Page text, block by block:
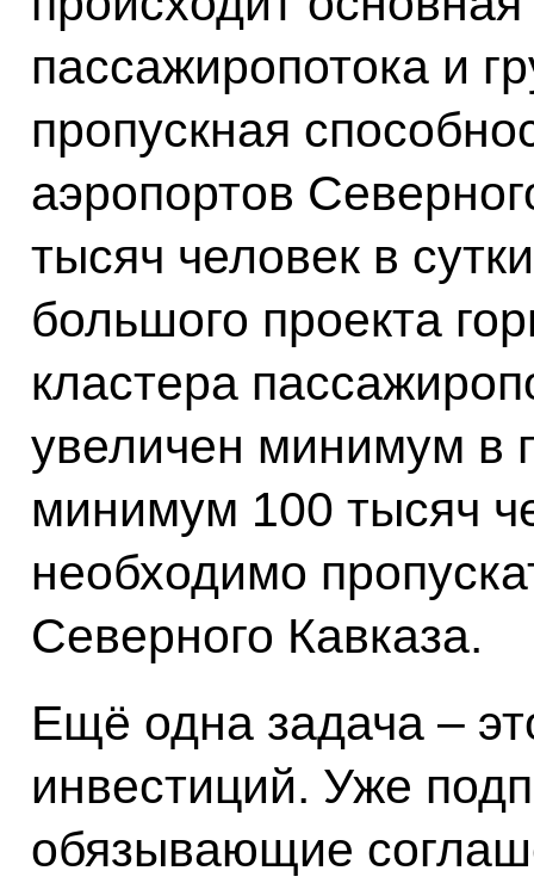
пассажиропотока и
пропускная
аэропортов
тысяч человек в
большого проекта
кластера
увеличен минимум в
минимум 100 тысяч
необходимо
Северного Кавказа.
Ещё одна задача –
инвестиций. Уже
обязывающие